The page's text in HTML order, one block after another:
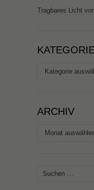
Tragbares Licht
Kategorien
ARCHIV
Archiv
Suchen